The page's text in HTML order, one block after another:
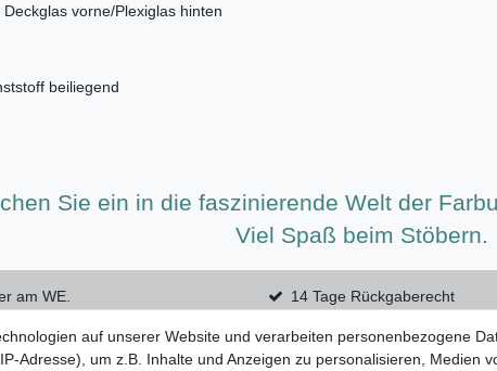
vorne/Plexiglas hinten
beiliegend
Sie ein in die faszinierende Welt der
Viel Spaß beim Stöbern.
am WE. 14 Tage Rückgaberecht
auf unserer Website und verarbeiten personenbezogene
Adresse), um z.B. Inhalte und Anzeigen zu personalisieren, Medien